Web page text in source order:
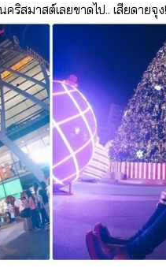
สมาสต์เลยขาดไป.. เสียดายจุง!